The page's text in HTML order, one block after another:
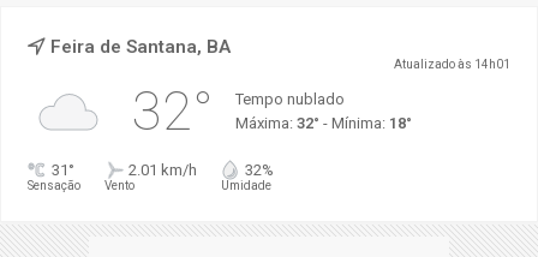
Feira de Santana, BA
Atualizado às 14h01
32°
Tempo nublado
Máxima: 32° - Mínima: 18°
31°
Sensação
2.01 km/h
Vento
32%
Umidade